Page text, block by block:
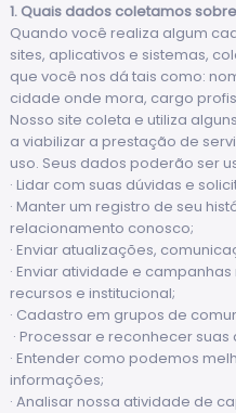
1. Quais dados coletamos
Quando você realiza algum
sites, aplicativos e sistemas,
que você nos dá tais como:
cidade onde mora, cargo
Nosso site coleta e utiliza
a viabilizar a prestação de
uso. Seus dados poderão ser
· Lidar com suas dúvidas e
· Manter um registro de seu
relacionamento conosco;
· Enviar atualizações,
· Enviar atividade e
recursos e institucional;
· Cadastro em grupos de
· Processar e reconhecer
· Entender como podemos
informações;
· Analisar nossa atividade de